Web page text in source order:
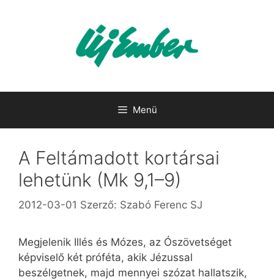
Menü
A Feltámadott kortársai
lehetünk (Mk 9,1–9)
2012-03-01 Szerző: Szabó Ferenc SJ
Megjelenik Illés és Mózes, az Ószövetséget
képviselő két próféta, akik Jézussal
beszélgetnek, majd mennyei szózat hallatszik,